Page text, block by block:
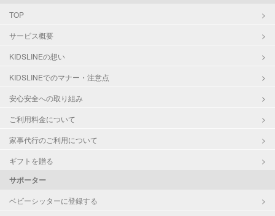
TOP
サービス概要
KIDSLINEの想い
KIDSLINEでのマナー・注意点
安心安全への取り組み
ご利用料金について
家事代行のご利用について
ギフトを贈る
サポーター
ベビーシッターに登録する